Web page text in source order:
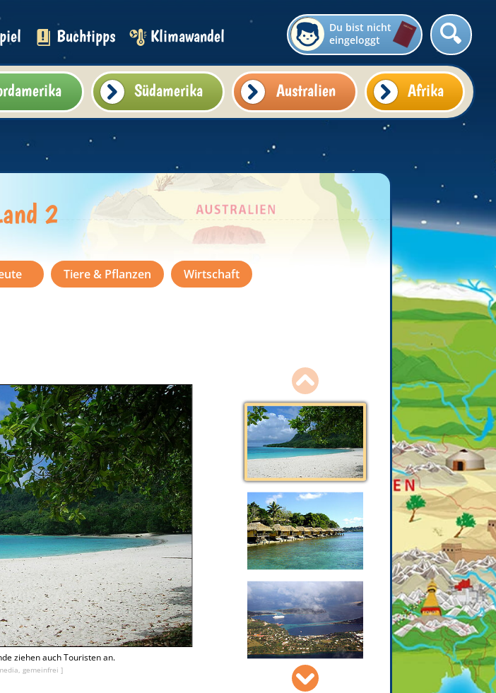
Buchtipps Klimawandel
Du bist nicht
eingeloggt
Südamerika Australien Afrika
2
Tiere & Pflanzen
Wirtschaft
ziehen auch Touristen an.
gemeinfrei ] Iririki, Vanuatu.jpg, Phillip Capper CC